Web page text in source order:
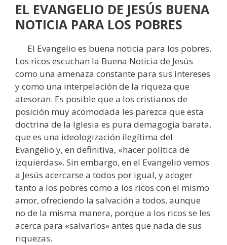
EL EVANGELIO DE JESÚS BUENA
NOTICIA PARA LOS POBRES
El Evangelio es buena noticia para los pobres.
Los ricos escuchan la Buena Noticia de Jesús
como una amenaza constante para sus intereses
y como una interpelación de la riqueza que
atesoran. Es posible que a los cristianos de
posición muy acomodada les parezca que esta
doctrina de la Iglesia es pura demagogia barata,
que es una ideologización ilegítima del
Evangelio y, en definitiva, «hacer política de
izquierdas». Sin embargo, en el Evangelio vemos
a Jesús acercarse a todos por igual, y acoger
tanto a los pobres como a los ricos con el mismo
amor, ofreciendo la salvación a todos, aunque
no de la misma manera, porque a los ricos se les
acerca para «salvarlos» antes que nada de sus
riquezas.